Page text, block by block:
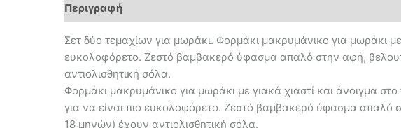
Περιγραφή
Σετ δύο τεμαχίων για μωράκι. Φορμάκι μακρυμάνικο για μωράκι
ευκολοφόρετο. Ζεστό βαμβακερό ύφασμα απαλό στην αφή,
αντιολισθητική σόλα.
Φορμάκι μακρυμάνικο για μωράκι με γιακά χιαστί και άνοιγμα
για να είναι πιο ευκολοφόρετο. Ζεστό βαμβακερό ύφασμα απαλό
18 μηνών) έχουν αντιολισθητική σόλα.